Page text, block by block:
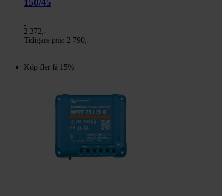
150/45
2 372,-
Tidigare pris: 2 790,-
Köp fler få 15%